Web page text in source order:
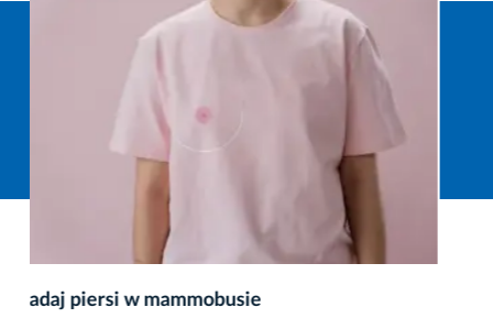
Zapraszamy na miejskie kontrole rowerowe –